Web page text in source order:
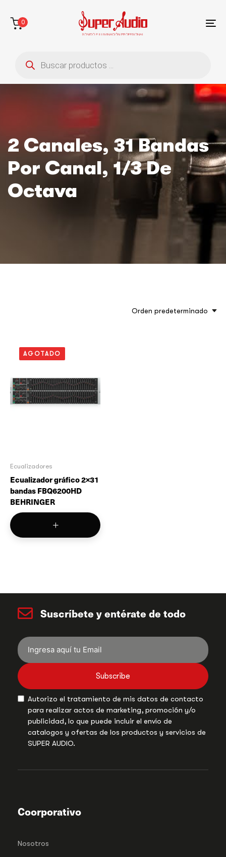
enlaces
contenido
0
productos
2 Canales, 31 Bandas
Por Canal, 1/3 De
Octava
Orden predeterminado
AGOTADO
Ecualizadores
Ecualizador gráfico 2×31
bandas FBQ6200HD
BEHRINGER
Suscríbete y entérate de todo
Subscribe
Autorizo el tratamiento de mis datos de contacto
para realizar actos de marketing, promoción y/o
publicidad, lo que puede incluir el envío de
catalogos y ofertas de los productos y servicios de
SUPER AUDIO.
Coorporativo
Nosotros